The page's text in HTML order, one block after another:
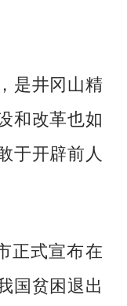
井冈山精
和改革也如
于开辟前人
式宣布在
国贫困退出